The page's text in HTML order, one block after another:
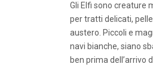
Gli Elfi sono creature
per tratti delicati,
austero. Piccoli e
navi bianche, siano
ben prima dell’arrivo